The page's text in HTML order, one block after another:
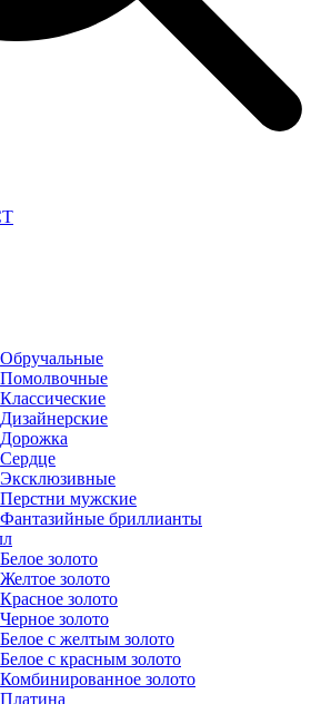
Обручальные
Помолвочные
Классические
Дизайнерские
Дорожка
Сердце
Эксклюзивные
Перстни мужские
Фантазийные бриллианты
Белое золото
Желтое золото
Красное золото
Черное золото
Белое с желтым золото
Белое с красным золото
Комбинированное золото
Платина